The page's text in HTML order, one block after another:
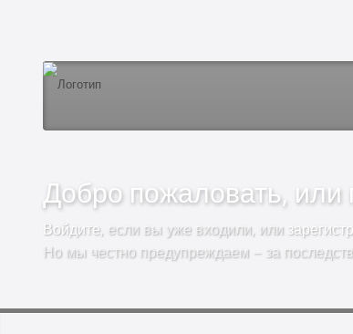
Добро пожаловать, или
Войдите, если вы уже входили, или
Но мы честно предупреждаем – за